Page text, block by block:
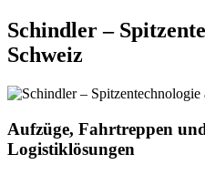
Schindler –
Schweiz
Aufzüge, Fahrtreppen
Logistiklösungen